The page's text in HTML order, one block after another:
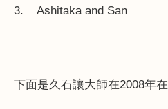
3. Ashitaka and San
下面是久石讓大師在2008年在